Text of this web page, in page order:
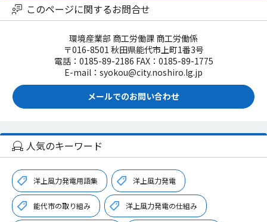
このページに関するお問合せ
環境産業部 商工労働課 商工労働係
〒016-8501 秋田県能代市上町1番3号
電話：0185-89-2186 FAX：0185-89-1775
E-mail：syokou@city.noshiro.lg.jp
メールでのお問い合わせ
人気のキーワード
洋上風力発電用語集 洋上風力発電
能代市の取り組み 洋上風力発電の仕組み